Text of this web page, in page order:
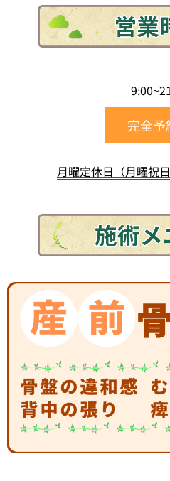
完全予
月曜定休日（月曜祝